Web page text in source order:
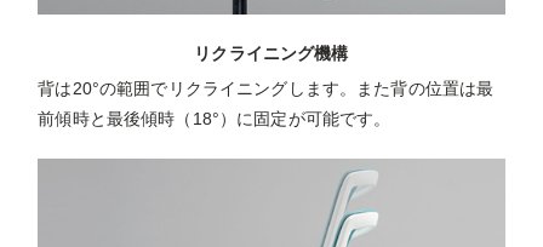
リクライニング機構
背は20°の範囲でリクライニングします。また背の位置は最
前傾時と最後傾時（18°）に固定が可能です。